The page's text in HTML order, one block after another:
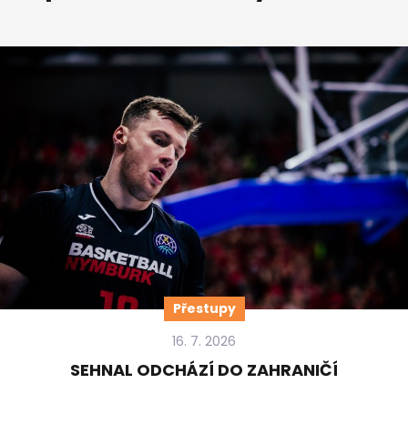
Přestupy
16. 7. 2026
SEHNAL ODCHÁZÍ DO ZAHRANIČÍ